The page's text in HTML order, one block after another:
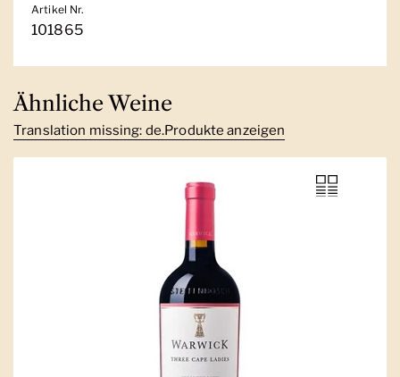
Artikel Nr.
101865
Ähnliche Weine
Translation missing: de.Produkte anzeigen